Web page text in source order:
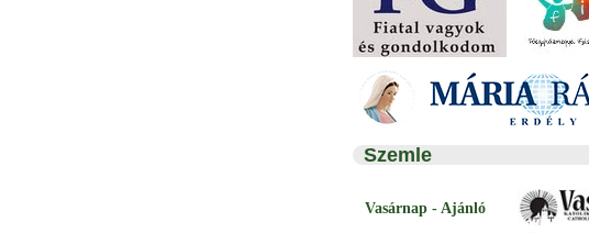
Szemle
Vasárnap - Ajánló